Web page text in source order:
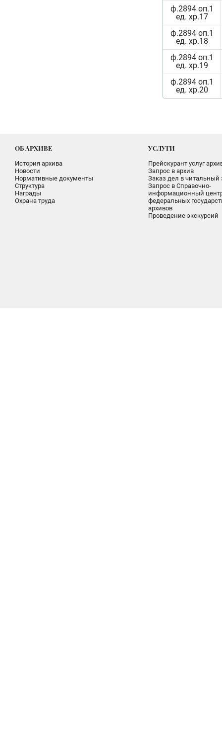
ф.2894 оп.1
ед. хр.17
ф.2894 оп.1
ед. хр.18
ф.2894 оп.1
ед. хр.19
ф.2894 оп.1
ед. хр.20
ОБ АРХИВЕ
История архива
Новости
Нормативные документы
Структура
Награды
Охрана труда
УСЛУГИ
Прейскурант услуг
Запрос в архив
Заказ дел в читальный
Запрос в Справочно-
информационный
федеральных
архивов
Проведение экскурсий